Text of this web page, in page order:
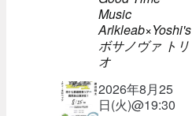
Music
Arlkleab×Yoshi's
ボサノヴァ トリ
オ
2026年8月25
日(火)@19:30